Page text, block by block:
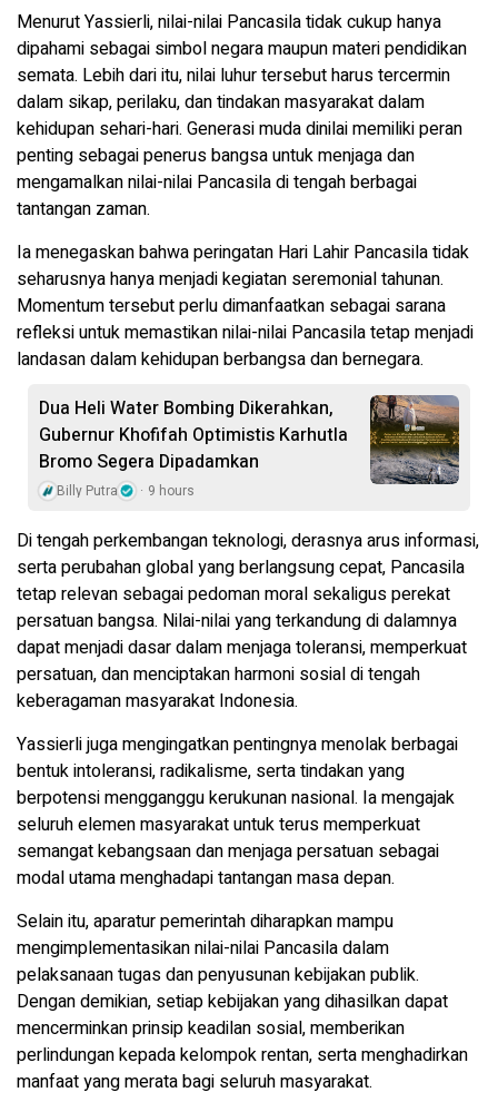
Menurut Yassierli, nilai-nilai Pancasila tidak cukup hanya
dipahami sebagai simbol negara maupun materi pendidikan
semata. Lebih dari itu, nilai luhur tersebut harus tercermin
dalam sikap, perilaku, dan tindakan masyarakat dalam
kehidupan sehari-hari. Generasi muda dinilai memiliki peran
penting sebagai penerus bangsa untuk menjaga dan
mengamalkan nilai-nilai Pancasila di tengah berbagai
tantangan zaman.
Ia menegaskan bahwa peringatan Hari Lahir Pancasila tidak
seharusnya hanya menjadi kegiatan seremonial tahunan.
Momentum tersebut perlu dimanfaatkan sebagai sarana
refleksi untuk memastikan nilai-nilai Pancasila tetap menjadi
landasan dalam kehidupan berbangsa dan bernegara.
Dua Heli Water Bombing Dikerahkan,
Gubernur Khofifah Optimistis Karhutla
Bromo Segera Dipadamkan
Billy Putra 9 hours
Di tengah perkembangan teknologi, derasnya arus informasi,
serta perubahan global yang berlangsung cepat, Pancasila
tetap relevan sebagai pedoman moral sekaligus perekat
persatuan bangsa. Nilai-nilai yang terkandung di dalamnya
dapat menjadi dasar dalam menjaga toleransi, memperkuat
persatuan, dan menciptakan harmoni sosial di tengah
keberagaman masyarakat Indonesia.
Yassierli juga mengingatkan pentingnya menolak berbagai
bentuk intoleransi, radikalisme, serta tindakan yang
berpotensi mengganggu kerukunan nasional. Ia mengajak
seluruh elemen masyarakat untuk terus memperkuat
semangat kebangsaan dan menjaga persatuan sebagai
modal utama menghadapi tantangan masa depan.
Selain itu, aparatur pemerintah diharapkan mampu
mengimplementasikan nilai-nilai Pancasila dalam
pelaksanaan tugas dan penyusunan kebijakan publik.
Dengan demikian, setiap kebijakan yang dihasilkan dapat
mencerminkan prinsip keadilan sosial, memberikan
perlindungan kepada kelompok rentan, serta menghadirkan
manfaat yang merata bagi seluruh masyarakat.